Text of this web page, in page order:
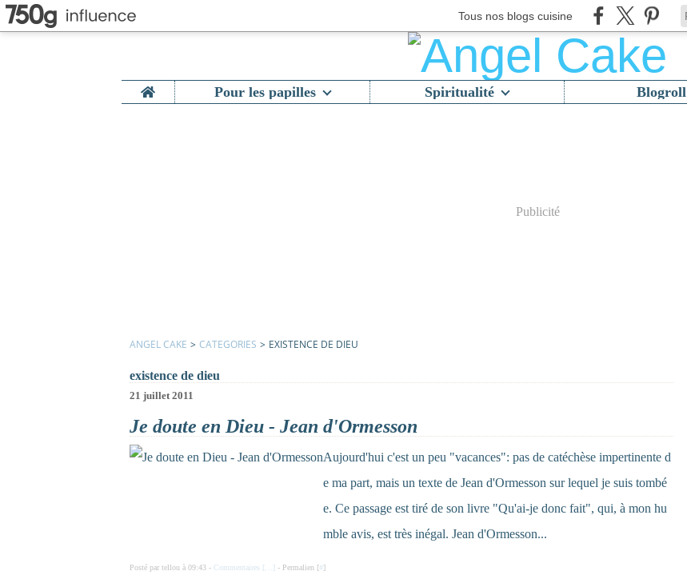
Tous nos blogs cuisine
Home Pour les papilles Spiritualité Blogroll
Publicité
ANGEL CAKE > CATEGORIES > EXISTENCE DE DIEU
existence de dieu
21 juillet 2011
Je doute en Dieu - Jean d'Ormesson
Aujourd'hui c'est un peu "vacances": pas de catéchèse impertinente d
e ma part, mais un texte de Jean d'Ormesson sur lequel je suis tombé
e. Ce passage est tiré de son livre "Qu'ai-je donc fait", qui, à mon hu
mble avis, est très inégal. Jean d'Ormesson...
Posté par tellou à 09:43 - Commentaires [ ] - Permalien [#]